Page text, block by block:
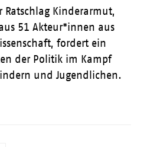
Kinderarmut,
51 Akteur*innen aus
fordert ein
der Politik im Kampf
und Jugendlichen.